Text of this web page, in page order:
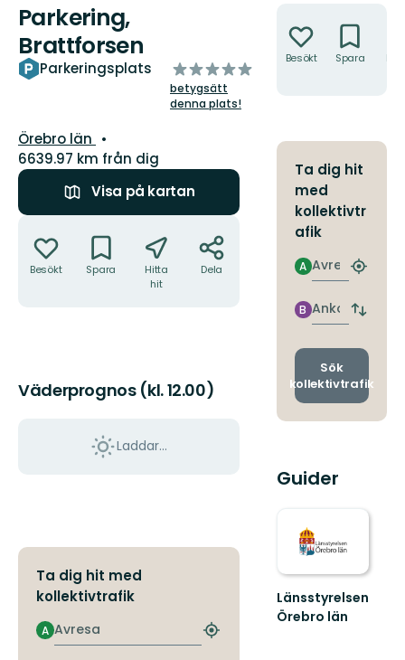
Parkering,
Brattforsen
Parkeringsplats
av
5
stjärnor
betygsätt
denna plats!
Län:
Örebro län
6639.97 km från dig
Visa på kartan
Besökt Spara
Hitta
hit
Dela
Väderprognos (kl. 12.00)
Laddar...
Ta dig hit med
kollektivtrafik
Avresa
A
Hitta
Besökt Spara
Ta dig hit
med
kollektivtr
afik
Avresa
A
Hitta
Ankomst
B
Byt
och
Sök
kollektivtrafik
Guider
Länsstyrelsen
Örebro län